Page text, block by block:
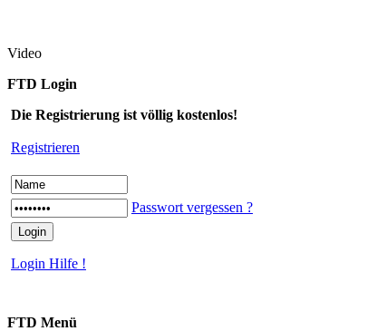
Video
FTD Login
Die Registrierung ist völlig kostenlos!
Registrieren
Passwort vergessen ?
Login Hilfe !
FTD Menü